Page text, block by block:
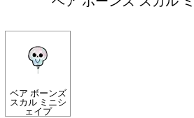
ベア ボーンズ
スカル ミニシ
ェイプ